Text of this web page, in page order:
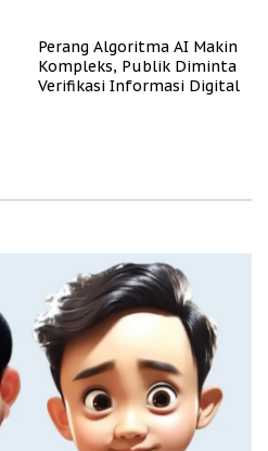
Perang Algoritma AI Makin
Kompleks, Publik Diminta
Verifikasi Informasi Digital